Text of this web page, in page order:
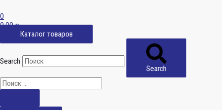
0
0,00р.
Каталог товаров
Search
Search